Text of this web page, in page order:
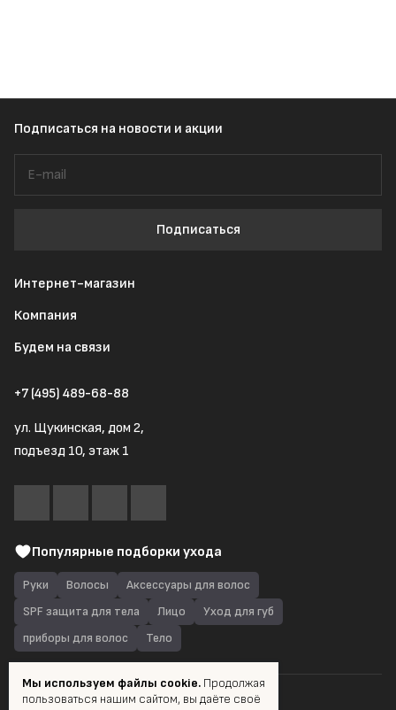
Подписаться на новости и акции
Подписаться
Интернет-магазин
Компания
Будем на связи
+7 (495) 489-68-88
ул. Щукинская, дом 2,
подъезд 10, этаж 1
Популярные подборки ухода
Руки Волосы
Аксессуары для волос
SPF защита для тела
Лицо
Уход для губ
приборы для волос
Тело
Мы используем файлы cookie. Продолжая
пользоваться нашим сайтом, вы даёте своё